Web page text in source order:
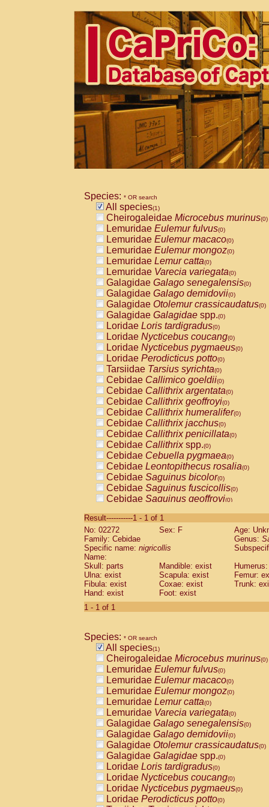
Species: * OR search
All species(1)
Cheirogaleidae Microcebus murinus(0)
Lemuridae Eulemur fulvus(0)
Lemuridae Eulemur macaco(0)
Lemuridae Eulemur mongoz(0)
Lemuridae Lemur catta(0)
Lemuridae Varecia variegata(0)
Galagidae Galago senegalensis(0)
Galagidae Galago demidovii(0)
Galagidae Otolemur crassicaudatus(0)
Galagidae Galagidae spp.(0)
Loridae Loris tardigradus(0)
Loridae Nycticebus coucang(0)
Loridae Nycticebus pygmaeus(0)
Loridae Perodicticus potto(0)
Tarsiidae Tarsius syrichta(0)
Cebidae Callimico goeldii(0)
Cebidae Callithrix argentata(0)
Cebidae Callithrix geoffroyi(0)
Cebidae Callithrix humeralifer(0)
Cebidae Callithrix jacchus(0)
Cebidae Callithrix penicillata(0)
Cebidae Callithrixspp.(0)
Cebidae Cebuella pygmaea(0)
Cebidae Leontopithecus rosalia(0)
Cebidae Saguinus bicolor(0)
Cebidae Saguinus fuscicollis(0)
Cebidae Saguinus geoffroyi(0)
CebidaeSaguinus labiatus(0)
Cebidae Saguinus leucopus (0)
Cebidae
CebidaeSaguinus mystax
Cebidae Saguinus nigricollis (1)
Cebidae Saguinus oedipus
Cebidae Saguinus weddelli
Cebidae Saguinusspp.
Cebidae
CebidaeCebus capucinus
CebidaeCebus nigrivittatus
CebidaeCebus spp.(0)
CebidaeSaimiri boliviensis(0)
CebidaeSaimiri sciureus(0)
AtelidaeAlouatta caraya(0)
AtelidaeAlouatta fusca(0)
AtelidaeAlouatta seniculus(0)
AtelidaeAlouattaspp.(0)
AtelidaeAteles belzebuth(0)
AtelidaeAteles geoffroyi(0)
AtelidaeAteles paniscus(0)
AtelidaeAtelesspp.(0)
AtelidaeLagothrix lagothricha(0)
AtelidaeLagothrix lagothricha cana
PitheciidaeCacajao calvus
Result-----------1 - 1 of 1
No: 02272
Sex: F
Age:
Family: Cebidae
Genus:
Specific name: nigricollis
Name:
Skull: parts
Mandible: exist
Ulna: exist
Scapula: exist
Femur:
Fibula: exist
Coxae: exist
Trunk:
Hand: exist
Foot: exist
1 - 1 of 1
Species: * OR search
All species(1)
Cheirogaleidae Microcebus murinus(0)
Lemuridae Eulemur fulvus(0)
Lemuridae Eulemur macaco(0)
Lemuridae Eulemur mongoz(0)
Lemuridae Lemur catta(0)
Lemuridae Varecia variegata(0)
Galagidae Galago senegalensis(0)
Galagidae Galago demidovii(0)
Galagidae Otolemur crassicaudatus(0)
Galagidae Galagidae spp.(0)
Loridae Loris tardigradus(0)
Loridae Nycticebus coucang(0)
Loridae Nycticebus pygmaeus(0)
Loridae Perodicticus potto(0)